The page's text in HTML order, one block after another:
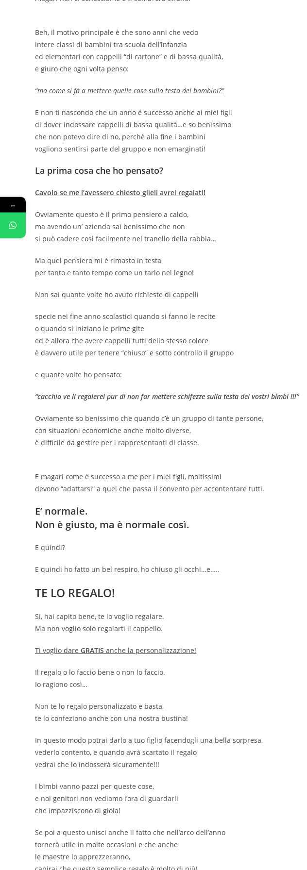
Beh, il motivo principale è che sono anni che vedo
intere classi di bambini tra scuola dell’infanzia
ed elementari con cappelli “di cartone” e di bassa qualità,
e giuro che ogni volta penso:
“ma come si fà a mettere quelle cose sulla testa dei bambini?”
E non ti nascondo che un anno è successo anche ai miei figli
di dover indossare cappelli di bassa qualità…e so benissimo
che non potevo dire di no, perchè alla fine i bambini
vogliono sentirsi parte del gruppo e non emarginati!
La prima cosa che ho pensato?
Cavolo se me l’avessero chiesto glieli avrei regalati!
Ovviamente questo è il primo pensiero a caldo,
ma avendo un’ azienda sai benissimo che non
si può cadere così facilmente nel tranello della rabbia…
Ma quel pensiero mi è rimasto in testa
per tanto e tanto tempo come un tarlo nel legno!
Non sai quante volte ho avuto richieste di cappelli
specie nei fine anno scolastici quando si fanno le recite
o quando si iniziano le prime gite
ed è allora che avere cappelli tutti dello stesso colore
è davvero utile per tenere “chiuso” e sotto controllo il gruppo
e quante volte ho pensato:
“cacchio ve li regalerei pur di non far mettere schifezze sulla testa dei vostri bimbi !!!”
Ovviamente so benissimo che quando c’è un gruppo di tante persone,
con situazioni economiche anche molto diverse,
è difficile da gestire per i rappresentanti di classe.
E magari come è successo a me per i miei figli, moltissimi
devono “adattarsi” a quel che passa il convento per accontentare tutti.
E’ normale.
Non è giusto, ma è normale così.
E quindi?
E quindi ho fatto un bel respiro, ho chiuso gli occhi…e…..
TE LO REGALO!
Si, hai capito bene, te lo voglio regalare.
Ma non voglio solo regalarti il cappello.
Ti voglio dare GRATIS anche la personalizzazione!
Il regalo o lo faccio bene o non lo faccio.
Io ragiono così…
Non te lo regalo personalizzato e basta,
te lo confeziono anche con una nostra bustina!
In questo modo potrai darlo a tuo figlio facendogli una bella sorpresa,
vederlo contento, e quando avrà scartato il regalo
vedrai che lo indosserà sicuramente!!!
I bimbi vanno pazzi per queste cose,
e noi genitori non vediamo l’ora di guardarli
che impazziscono di gioia!
Se poi a questo unisci anche il fatto che nell’arco dell’anno
tornerà utile in molte occasioni e che anche
le maestre lo apprezzeranno,
←